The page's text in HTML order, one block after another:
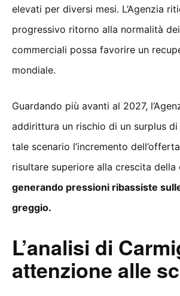
elevati per diversi mesi. L’Agenzia
progressivo ritorno alla normalità
commerciali possa favorire un
mondiale.
Guardando più avanti al 2027,
addirittura un rischio di un surplus
tale scenario l’incremento
risultare superiore alla crescita della
generando pressioni ribassiste
greggio.
L’analisi di
attenzione alle